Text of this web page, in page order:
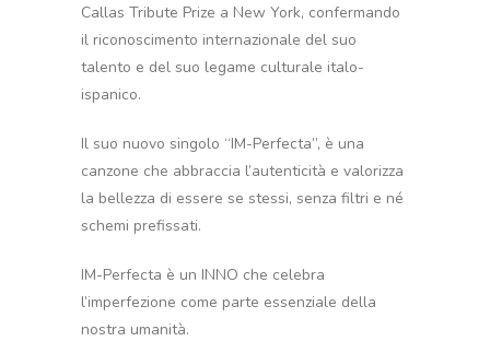
Callas Tribute Prize a New York, confermando
il riconoscimento internazionale del suo
talento e del suo legame culturale italo-
ispanico.
Il suo nuovo singolo “IM-Perfecta”, è una
canzone che abbraccia l’autenticità e valorizza
la bellezza di essere se stessi, senza filtri e né
schemi prefissati.
IM-Perfecta è un INNO che celebra
l’imperfezione come parte essenziale della
nostra umanità.